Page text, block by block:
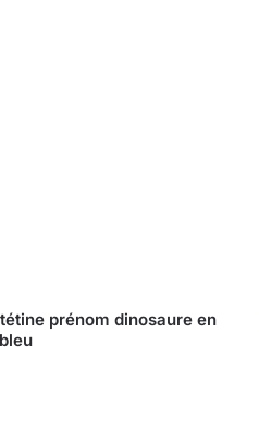
prénom dinosaure en